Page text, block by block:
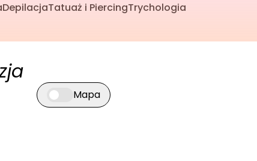
DepilacjaTatuaż i PiercingTrychologia
Przełącz widok mapy
Mapa